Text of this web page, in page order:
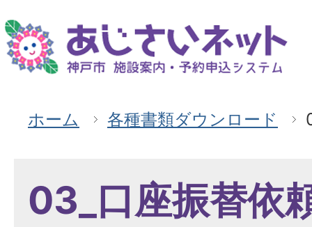
ホーム 各種書類ダウンロード
03_口座振替依